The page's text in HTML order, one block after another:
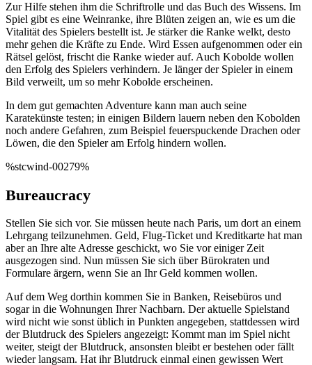
Zur Hilfe stehen ihm die Schriftrolle und das Buch des Wissens. Im
Spiel gibt es eine Weinranke, ihre Blüten zeigen an, wie es um die
Vitalität des Spielers bestellt ist. Je stärker die Ranke welkt, desto
mehr gehen die Kräfte zu Ende. Wird Essen aufgenommen oder ein
Rätsel gelöst, frischt die Ranke wieder auf. Auch Kobolde wollen
den Erfolg des Spielers verhindern. Je länger der Spieler in einem
Bild verweilt, um so mehr Kobolde erscheinen.
In dem gut gemachten Adventure kann man auch seine
Karatekünste testen; in einigen Bildern lauern neben den Kobolden
noch andere Gefahren, zum Beispiel feuerspuckende Drachen oder
Löwen, die den Spieler am Erfolg hindern wollen.
%stcwind-00279%
Bureaucracy
Stellen Sie sich vor. Sie müssen heute nach Paris, um dort an einem
Lehrgang teilzunehmen. Geld, Flug-Ticket und Kreditkarte hat man
aber an Ihre alte Adresse geschickt, wo Sie vor einiger Zeit
ausgezogen sind. Nun müssen Sie sich über Bürokraten und
Formulare ärgern, wenn Sie an Ihr Geld kommen wollen.
Auf dem Weg dorthin kommen Sie in Banken, Reisebüros und
sogar in die Wohnungen Ihrer Nachbarn. Der aktuelle Spielstand
wird nicht wie sonst üblich in Punkten angegeben, stattdessen wird
der Blutdruck des Spielers angezeigt: Kommt man im Spiel nicht
weiter, steigt der Blutdruck, ansonsten bleibt er bestehen oder fällt
wieder langsam. Hat ihr Blutdruck einmal einen gewissen Wert